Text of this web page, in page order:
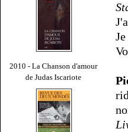
2010 - La Chanson d'amour
de Judas Iscariote